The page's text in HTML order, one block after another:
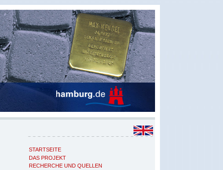
STARTSEITE
DAS PROJEKT
RECHERCHE UND QUELLEN